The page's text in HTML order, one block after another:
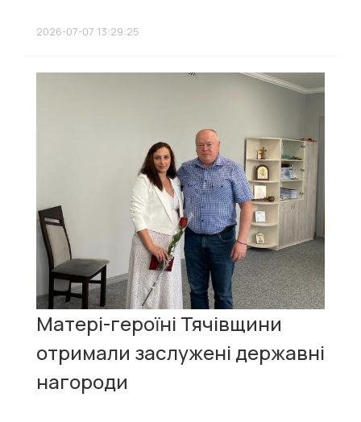
2026-07-07 13:29:25
Матері-героїні Тячівщини
отримали заслужені державні
нагороди